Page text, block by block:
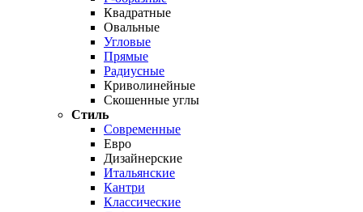
Квадратные
Овальные
Угловые
Прямые
Радиусные
Криволинейные
Скошенные углы
Стиль
Современные
Евро
Дизайнерские
Итальянские
Кантри
Классические